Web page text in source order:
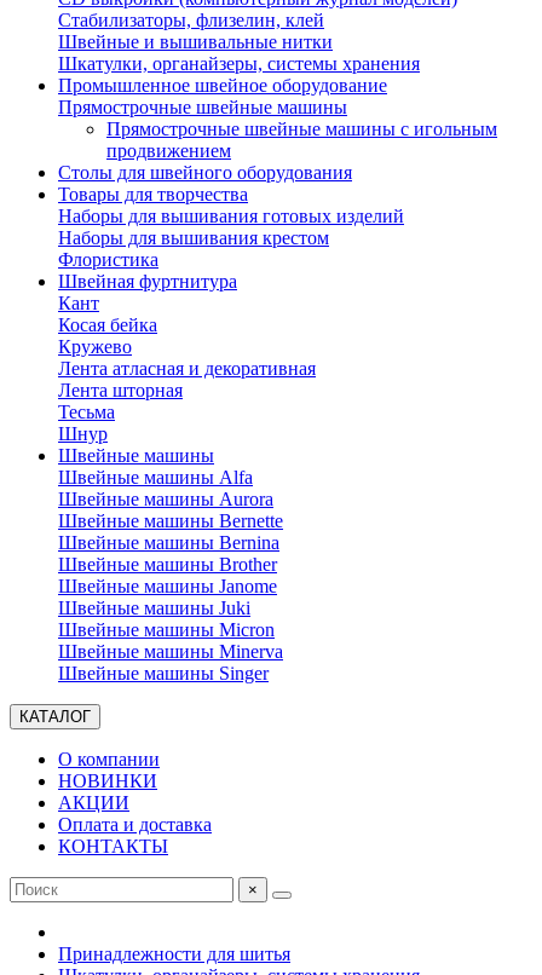
Стабилизаторы, флизелин, клей
Швейные и вышивальные нитки
Шкатулки, органайзеры, системы хранения
Промышленное швейное оборудование
Прямострочные швейные машины
Прямострочные швейные машины с игольным
продвижением
Столы для швейного оборудования
Товары для творчества
Наборы для вышивания готовых изделий
Наборы для вышивания крестом
Флористика
Швейная фуртнитура
Кант
Косая бейка
Кружево
Лента aтласная и декоративная
Лента шторная
Тесьма
Шнур
Швейные машины
Швейные машины Alfa
Швейные машины Aurora
Швейные машины Bernette
Швейные машины Bernina
Швейные машины Brother
Швейные машины Janome
Швейные машины Juki
Швейные машины Micron
Швейные машины Minerva
Швейные машины Singer
КАТАЛОГ
О компании
НОВИНКИ
АКЦИИ
Оплата и доставка
КОНТАКТЫ
×
Принадлежности для шитья